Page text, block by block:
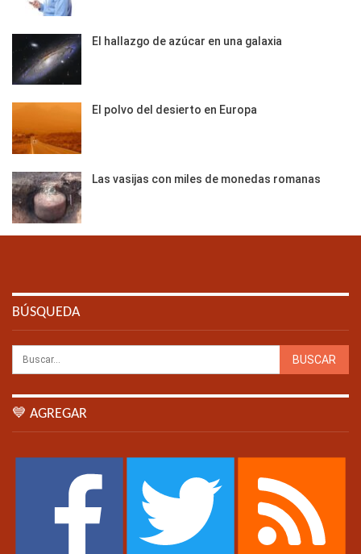
El hallazgo de azúcar en una galaxia
El polvo del desierto en Europa
Las vasijas con miles de monedas romanas
BÚSQUEDA
💙 AGREGAR